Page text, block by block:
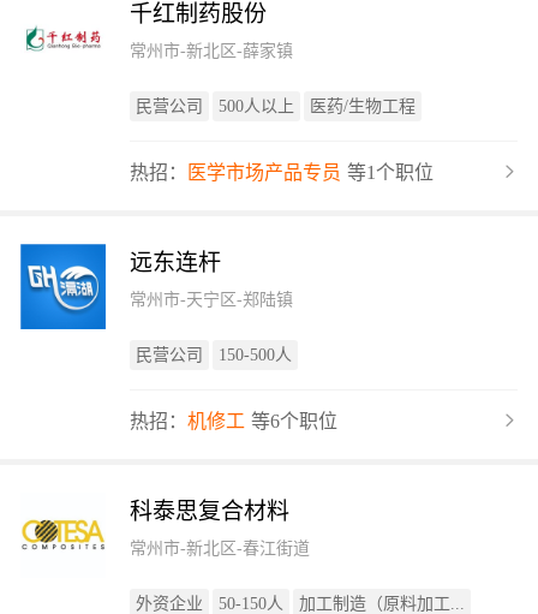
千红制药股份
常州市-新北区-薛家镇
民营公司 500人以上 医药/生物工程
热招： 医学市场产品专员 等1个职位
远东连杆
常州市-天宁区-郑陆镇
民营公司 150-500人
热招： 机修工 等6个职位
科泰思复合材料
常州市-新北区-春江街道
外资企业 50-150人 加工制造（原料加工...